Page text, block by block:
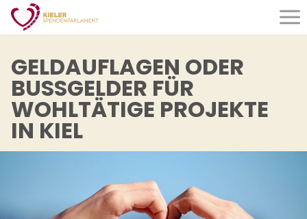
Organisation
Was wir tun
Wer wir sind
Satzung
Jubiläum
GELDAUFLAGEN ODER
BUSSGELDER FÜR
WOHLTÄTIGE PROJEKTE
IN KIEL